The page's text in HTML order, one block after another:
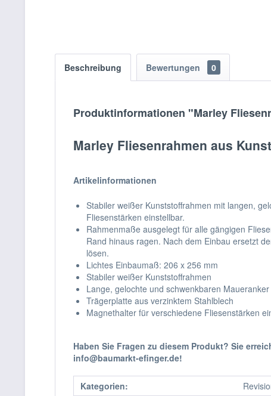
Beschreibung Bewertungen 0
Produktinformationen "Marley
Marley Fliesenrahmen aus
Artikelinformationen
Stabiler weißer Kunststoffrahmen mit langen,
Fliesenstärken einstellbar.
Rahmenmaße ausgelegt für alle gängigen
Rand hinaus ragen. Nach dem Einbau ersetzt
lösen.
Lichtes Einbaumaß: 206 x 256 mm
Stabiler weißer Kunststoffrahmen
Lange, gelochte und schwenkbaren Maueranker
Trägerplatte aus verzinktem Stahlblech
Magnethalter für verschiedene Fliesenstärken
Haben Sie Fragen zu diesem Produkt? Sie
info@baumarkt-efinger.de!
Kategorien: